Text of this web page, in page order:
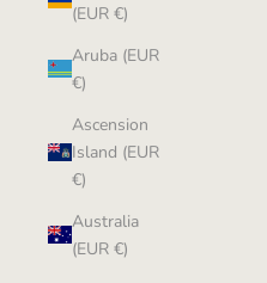
(EUR €)
Aruba (EUR
€)
Ascension
Island (EUR
€)
Australia
(EUR €)